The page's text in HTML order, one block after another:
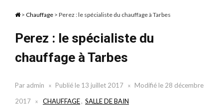
> Chauffage > Perez : le spécialiste du chauffage à Tarbes
Perez : le spécialiste du
chauffage à Tarbes
Par admin Publié le 13 juillet 2017 Modifié le 28 décembre
2017
CHAUFFAGE, SALLE DE BAIN